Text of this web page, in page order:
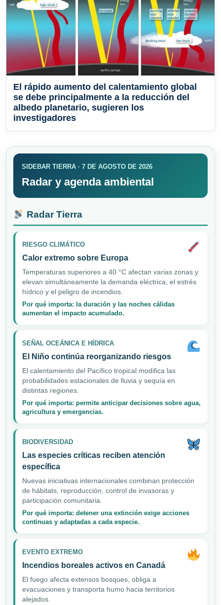
El rápido aumento del calentamiento global
se debe principalmente a la reducción del
albedo planetario, sugieren los
investigadores
SIDEBAR TIERRA · 7 DE AGOSTO DE 2026
Radar y agenda ambiental
Radar Tierra
RIESGO CLIMÁTICO
Calor extremo sobre Europa
Temperaturas superiores a 40 °C afectan varias zonas y
elevan simultáneamente la demanda eléctrica, el estrés
hídrico y el peligro de incendios.
Por qué importa: la duración y las noches cálidas
aumentan el impacto acumulado.
SEÑAL OCEÁNICA E HÍDRICA
El Niño continúa reorganizando riesgos
El calentamiento del Pacífico tropical modifica las
probabilidades estacionales de lluvia y sequía en
distintas regiones.
Por qué importa: permite anticipar decisiones sobre agua,
agricultura y emergencias.
BIODIVERSIDAD
Las especies críticas reciben atención
específica
Nuevas iniciativas internacionales combinan protección
de hábitats, reproducción, control de invasoras y
participación comunitaria.
Por qué importa: detener una extinción exige acciones
continuas y adaptadas a cada especie.
EVENTO EXTREMO
Incendios boreales activos en Canadá
El fuego afecta extensos bosques, obliga a
evacuaciones y transporta humo hacia territorios
alejados.